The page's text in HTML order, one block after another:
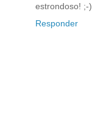
estrondoso! ;-)
Responder